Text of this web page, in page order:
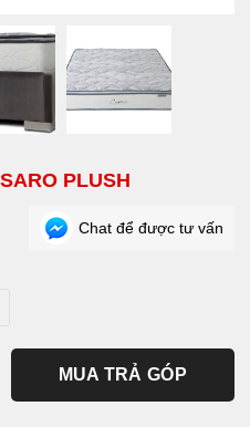
PLUSH
Chat để được tư vấn
MUA TRẢ GÓP